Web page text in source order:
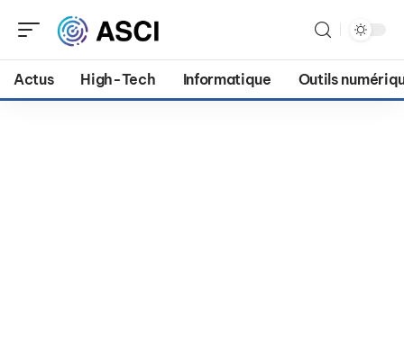
Actus High-Tech Informatique Outils